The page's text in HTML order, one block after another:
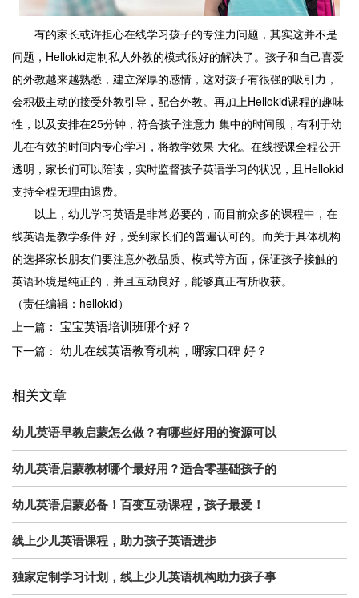
有的家长或许担心在线学习孩子的专注力问题，其实这并不是
问题，Hellokid定制私人外教的模式很好的解决了。孩子和自己喜爱
的外教越来越熟悉，建立深厚的感情，这对孩子有很强的吸引力，
会积极主动的接受外教引导，配合外教。再加上Hellokid课程的趣味
性，以及安排在25分钟，符合孩子注意力 集中的时间段，有利于幼
儿在有效的时间内专心学习，将教学效果 大化。在线授课全程公开
透明，家长们可以陪读，实时监督孩子英语学习的状况，且Hellokid
支持全程无理由退费。
以上，幼儿学习英语是非常必要的，而目前众多的课程中，在
线英语是教学条件 好，受到家长们的普遍认可的。而关于具体机构
的选择家长朋友们要注意外教品质、模式等方面，保证孩子接触的
英语环境是纯正的，并且互动良好，能够真正有所收获。
（责任编辑：hellokid）
上一篇： 宝宝英语培训班哪个好？
下一篇： 幼儿在线英语教育机构，哪家口碑 好？
相关文章
幼儿英语早教启蒙怎么做？有哪些好用的资源可以
幼儿英语启蒙教材哪个最好用？适合零基础孩子的
幼儿英语启蒙必备！百变互动课程，孩子最爱！
线上少儿英语课程，助力孩子英语进步
独家定制学习计划，线上少儿英语机构助力孩子事